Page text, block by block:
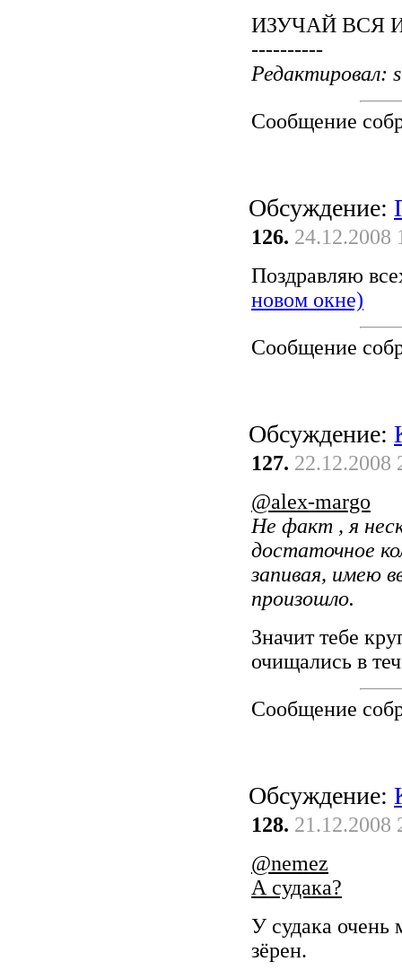
ИЗУЧАЙ ВСЯ
----------
Редактировал:
Сообщение
Обсуждение:
126. 24.12.2008
Поздравляю
новом окне)
Сообщение
Обсуждение:
127. 22.12.2008
@alex-margo
Не факт , я
достаточное
запивая, имею
произошло.
Значит тебе
очищались в
Сообщение
Обсуждение:
128. 21.12.2008
@nemez
А судака?
У судака очень
зёрен.